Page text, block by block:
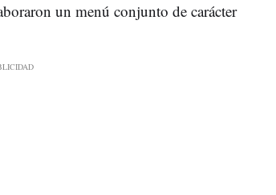
un menú conjunto de carácter